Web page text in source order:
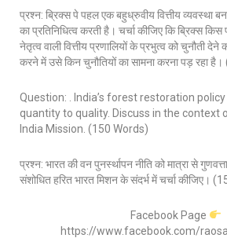
प्रश्न: ब्रिक्स पे पहल एक बहुध्रुवीय वित्तीय व्यवस्था
का प्रतिनिधित्व करती है। चर्चा कीजिए कि ब्रिक्स
नेतृत्व वाली वित्तीय प्रणालियों के प्रभुत्व को चुनौती
करने में उसे किन चुनौतियों का सामना करना पड़ रहा
Question: . India’s forest restoration
quantity to quality. Discuss in the context
India Mission. (150 Words)
प्रश्न: भारत की वन पुनर्स्थापन नीति को मात्रा से
संशोधित हरित भारत मिशन के संदर्भ में चर्चा कीजिए।
Facebook Page
https://www.facebook.com/